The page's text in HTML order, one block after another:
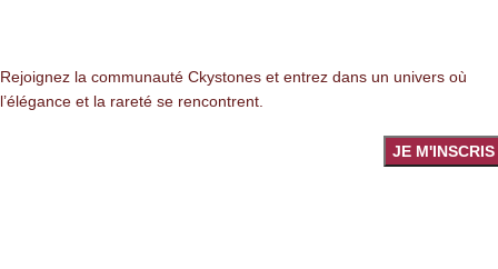
Rejoignez la communauté Ckystones et entrez dans un univers où
l’élégance et la rareté se rencontrent.